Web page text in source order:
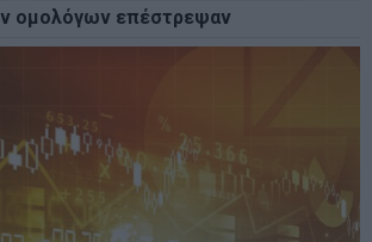
ομολόγων επέστρεψαν